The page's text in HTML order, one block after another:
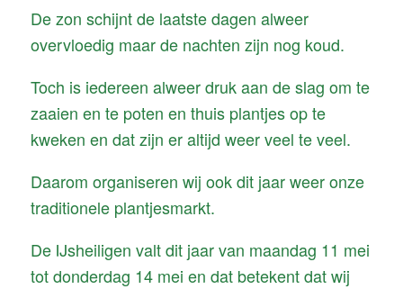
De zon schijnt de laatste dagen alweer
overvloedig maar de nachten zijn nog koud.
Toch is iedereen alweer druk aan de slag om te
zaaien en te poten en thuis plantjes op te
kweken en dat zijn er altijd weer veel te veel.
Daarom organiseren wij ook dit jaar weer onze
traditionele plantjesmarkt.
De IJsheiligen valt dit jaar van maandag 11 mei
tot donderdag 14 mei en dat betekent dat wij